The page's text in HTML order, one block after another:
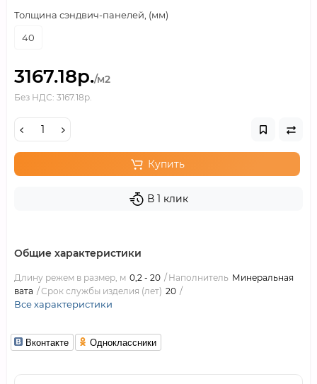
Толщина сэндвич-панелей, (мм)
40
3167.18р./м2
Без НДС: 3167.18р.
Купить
В 1 клик
Общие характеристики
Длину режем в размер, м 0,2 - 20 Наполнитель Минеральная
вата
Срок службы изделия (лет) 20
Все характеристики
Вконтакте Одноклассники